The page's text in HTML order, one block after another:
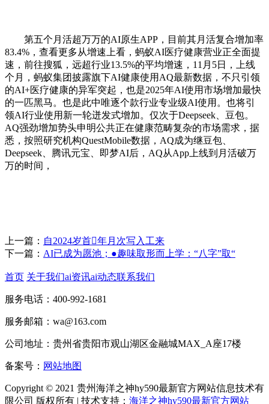
第五个月活超万万的AI原生APP，目前其月活复合增加率
83.4%，查看更多从增速上看，蚂蚁AI医疗健康营业正全面提
速，前往搜狐，远超行业13.5%的平均增速，11月5日，上线
个月，蚂蚁集团披露旗下AI健康使用AQ最新数据，不只引领
的AI+医疗健康的异军突起，也是2025年AI使用市场增加最快
的一匹黑马。也是此中唯逐个款行业专业级AI使用。也将引
领AI行业使用新一轮迸发式增加。仅次于Deepseek、豆包。
AQ强劲增加势头申明公共正在健康范畴复杂的市场需求，据
悉，按照研究机构QuestMobile数据，AQ成为继豆包、
Deepseek、腾讯元宝、即梦AI后，AQ从App上线到月活破万
万的时间，
上一篇： 自2024岁首年月次写入工来
下一篇： AI已成为愿池；●趣味取形而上学：“八字”取“
首页 关于我们ai资讯ai动态联系我们
服务电话：400-992-1681
服务邮箱：wa@163.com
公司地址：贵州省贵阳市观山湖区金融城MAX_A座17楼
备案号： 网站地图
Copyright © 2021 贵州海洋之神hy590最新官方网站信息技术有
限公司 版权所有 | 技术支持： 海洋之神hy590最新官方网站